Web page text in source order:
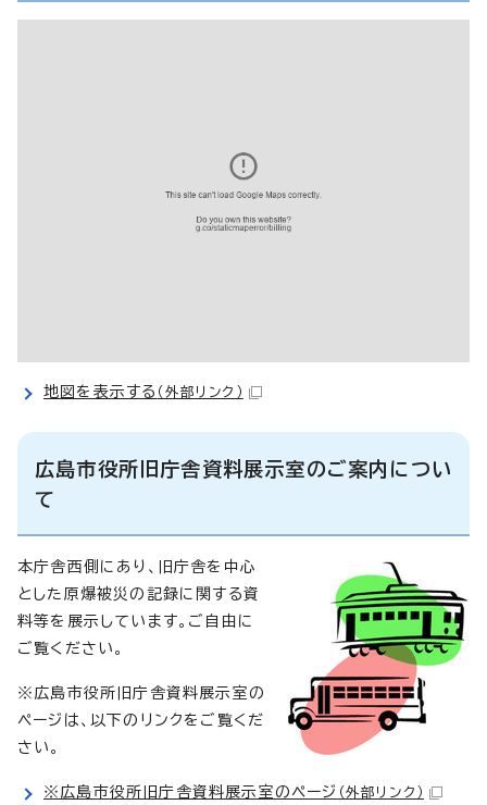
地図を表示する （外部リンク）
広島市役所旧庁舎資料展示室のご案内につい
て
本庁舎西側にあり、旧庁舎を中心
とした原爆被災の記録に関する資
料等を展示しています。ご自由に
ご覧ください。
※広島市役所旧庁舎資料展示室の
ページは、以下のリンクをご覧くだ
さい。
※広島市役所旧庁舎資料展示室のページ （外部リンク）